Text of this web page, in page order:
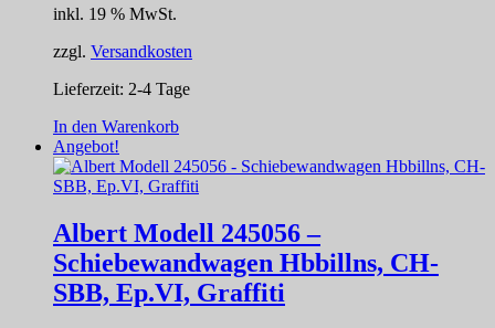
inkl. 19 % MwSt.
zzgl. Versandkosten
Lieferzeit: 2-4 Tage
In den Warenkorb
Angebot!
Albert Modell 245056 –
Schiebewandwagen Hbbillns, CH-
SBB, Ep.VI, Graffiti